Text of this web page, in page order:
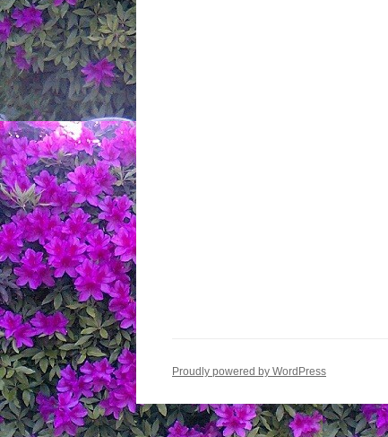
Proudly powered by WordPress